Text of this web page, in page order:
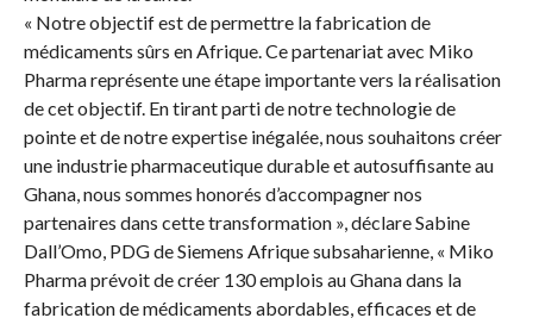
« Notre objectif est de permettre la fabrication de
médicaments sûrs en Afrique. Ce partenariat avec Miko
Pharma représente une étape importante vers la réalisation
de cet objectif. En tirant parti de notre technologie de
pointe et de notre expertise inégalée, nous souhaitons créer
une industrie pharmaceutique durable et autosuffisante au
Ghana, nous sommes honorés d’accompagner nos
partenaires dans cette transformation », déclare Sabine
Dall’Omo, PDG de Siemens Afrique subsaharienne, « Miko
Pharma prévoit de créer 130 emplois au Ghana dans la
fabrication de médicaments abordables, efficaces et de